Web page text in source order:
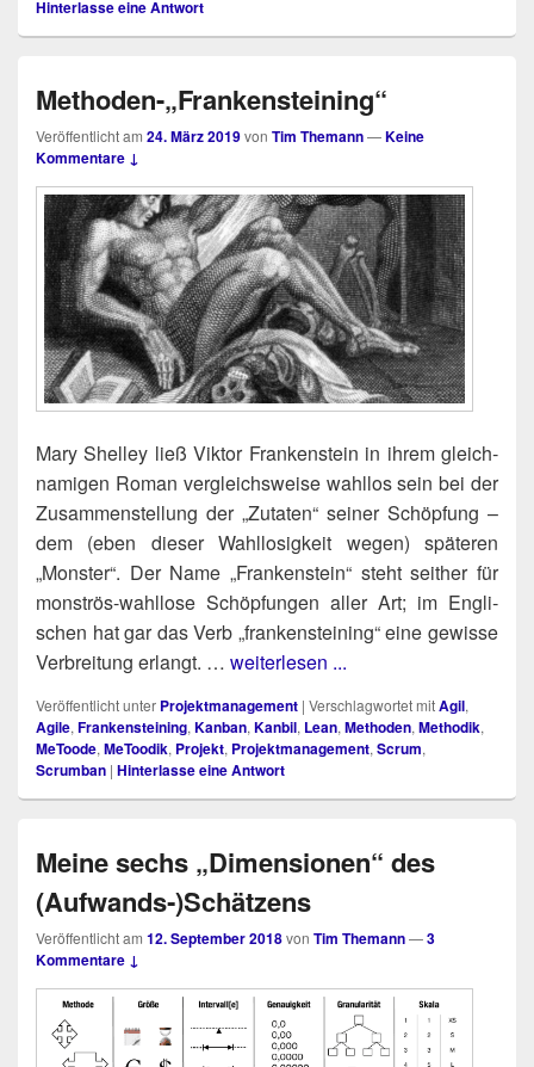
Hinterlasse eine Antwort
Methoden-„Frankensteining“
Veröffentlicht am 24. März 2019von Tim Themann—Keine
Kommentare ↓
Mary Shel­ley ließ Vik­tor Fran­ken­stein in ihrem gleich­
na­mi­gen Roman ver­gleichs­wei­se wahl­los sein bei der
Zusam­men­stel­lung der „Zuta­ten“ sei­ner Schöp­fung –
dem (eben die­ser Wahl­lo­sig­keit wegen) spä­te­ren
„Mons­ter“. Der Name „Fran­ken­stein“ steht seit­her für
mons­trös-wahl­lo­se Schöp­fun­gen aller Art; im Eng­li­
schen hat gar das Verb „fran­ken­stei­ning“ eine gewis­se
Ver­brei­tung erlangt. … weiterlesen ...
Veröffentlicht unter Projektmanagement | Verschlagwortet mitAgil,
Agile, Frankensteining, Kanban, Kanbil, Lean, Methoden, Methodik,
MeToode, MeToodik, Projekt, Projektmanagement, Scrum,
Scrumban | Hinterlasse eine Antwort
Meine sechs „Dimensionen“ des
(Aufwands‑)Schätzens
Veröffentlicht am 12. September 2018von Tim Themann—3
Kommentare ↓